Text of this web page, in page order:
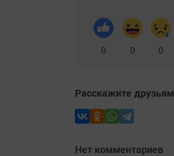
0 0 0
Расскажите друзьям
Нет комментариев